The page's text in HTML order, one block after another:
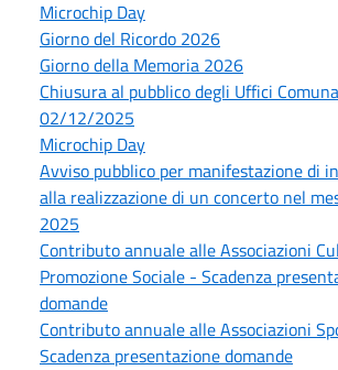
Microchip Day
Giorno del Ricordo 2026
Giorno della Memoria 2026
Chiusura al pubblico degli Uffici
02/12/2025
Microchip Day
Avviso pubblico per manifestazione di
alla realizzazione di un concerto nel
2025
Contributo annuale alle Associazioni
Promozione Sociale - Scadenza
domande
Contributo annuale alle Associazioni
Scadenza presentazione domande